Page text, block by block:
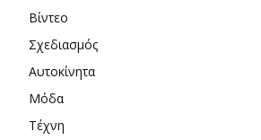
Βίντεο
Σχεδιασμός
Αυτοκίνητα
Μόδα
Τέχνη